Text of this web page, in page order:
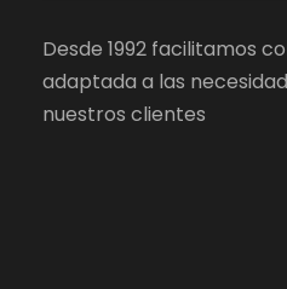
Desde 1992 facilitamos
adaptada a las
nuestros clientes